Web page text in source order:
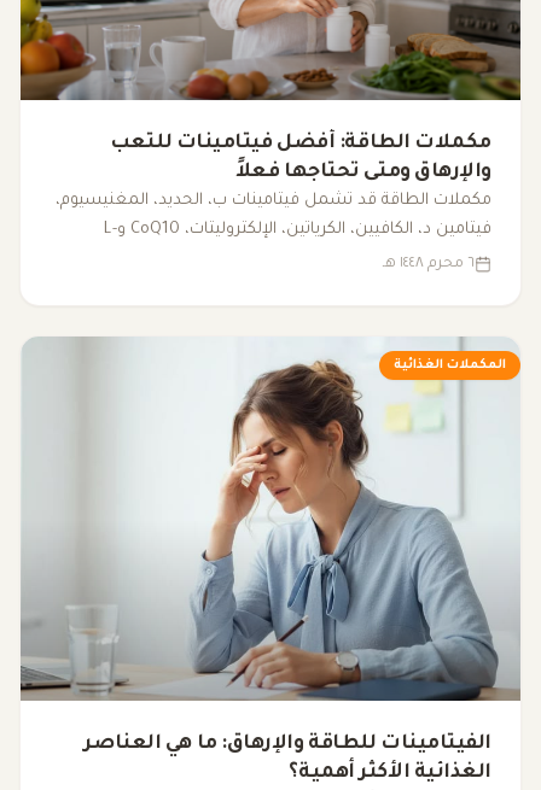
مكملات الطاقة: أفضل فيتامينات للتعب
والإرهاق ومتى تحتاجها فعلاً
مكملات الطاقة قد تشمل فيتامينات ب، الحديد، المغنيسيوم،
فيتامين د، الكافيين، الكرياتين، الإلكتروليتات، CoQ10 وL-
carnitine. يوضح هذا المقال متى قد تساعد، ومتى يكون
٦ محرم ١٤٤٨ هـ
المكملات الغذائية
الفيتامينات للطاقة والإرهاق: ما هي العناصر
الغذائية الأكثر أهمية؟